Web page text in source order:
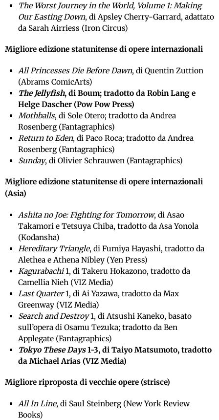
The Worst Journey in the World, Volume 1: Making
Our Easting Down, di Apsley Cherry-Garrard, adattato
da Sarah Airriess (Iron Circus)
Migliore edizione statunitense di opere internazionali
All Princesses Die Before Dawn, di Quentin Zuttion
(Abrams ComicArts)
The Jellyfish, di Boum; tradotto da Robin Lang e
Helge Dascher (Pow Pow Press)
Mothballs, di Sole Otero; tradotto da Andrea
Rosenberg (Fantagraphics)
Return to Eden, di Paco Roca; tradotto da Andrea
Rosenberg (Fantagraphics)
Sunday, di Olivier Schrauwen (Fantagraphics)
Migliore edizione statunitense di opere internazionali
(Asia)
Ashita no Joe: Fighting for Tomorrow, di Asao
Takamori e Tetsuya Chiba, tradotto da Asa Yonola
(Kodansha)
Hereditary Triangle, di Fumiya Hayashi, tradotto da
Alethea e Athena Nibley (Yen Press)
Kagurabachi1, di Takeru Hokazono, tradotto da
Camellia Nieh (VIZ Media)
Last Quarter1, di Ai Yazawa, tradotto da Max
Greenway (VIZ Media)
Search and Destroy1, di Atsushi Kaneko, basato
sull’opera di Osamu Tezuka; tradotto da Ben
Applegate (Fantagraphics)
Tokyo These Days1-3, di Taiyo Matsumoto, tradotto
da Michael Arias (VIZ Media)
Migliore riproposta di vecchie opere (strisce)
All In Line, di Saul Steinberg (New York Review
Books)